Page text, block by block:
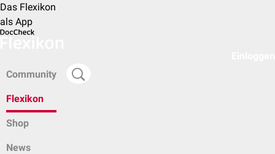
Das Flexikon
als App
Community
Flexikon
Shop
News